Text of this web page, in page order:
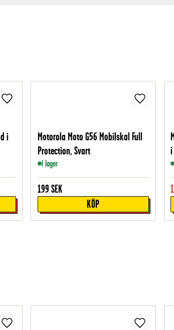
i
Motorola Moto G56 Mobilskal Full
Protection, Svart
I lager
199 SEK
KÖP
i